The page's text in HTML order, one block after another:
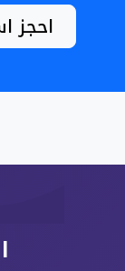
احجز